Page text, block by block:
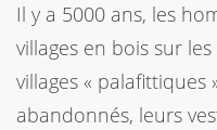
Il y a 5000 ans, les
villages en bois sur
villages «
abandonnés, leurs